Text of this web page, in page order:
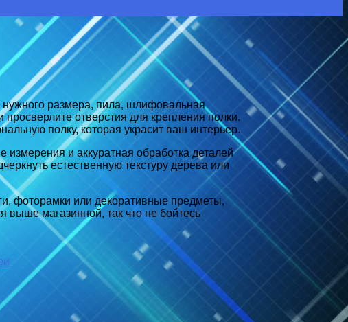
размера, пила, шлифовальная
отверстия для крепления полки.
полку, которая украсит ваш интерьер.
и аккуратная обработка деталей
естественную текстуру дерева или
фоторамки или декоративные предметы,
выше магазинной, так что не бойтесь